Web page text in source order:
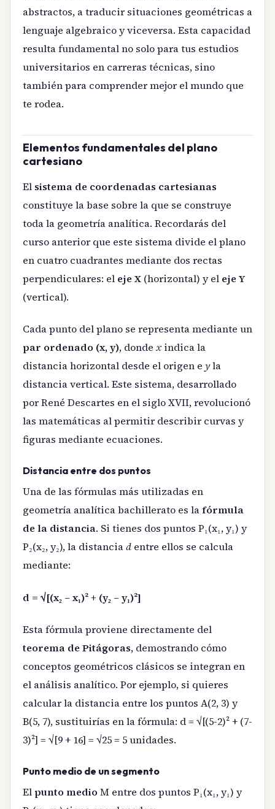
abstractos, a traducir situaciones geométricas a
lenguaje algebraico y viceversa. Esta capacidad
resulta fundamental no solo para tus estudios
universitarios en carreras técnicas, sino
también para comprender mejor el mundo que
te rodea.
Elementos fundamentales del plano
cartesiano
El sistema de coordenadas cartesianas
constituye la base sobre la que se construye
toda la geometría analítica. Recordarás del
curso anterior que este sistema divide el plano
en cuatro cuadrantes mediante dos rectas
perpendiculares: el eje X (horizontal) y el eje Y
(vertical).
Cada punto del plano se representa mediante un
par ordenado (x, y), donde xindica la
distancia horizontal desde el origen e yla
distancia vertical. Este sistema, desarrollado
por René Descartes en el siglo XVII, revolucionó
las matemáticas al permitir describir curvas y
figuras mediante ecuaciones.
Distancia entre dos puntos
Una de las fórmulas más utilizadas en
geometría analítica bachillerato es lafórmula
de la distancia. Si tienes dos puntos P₁(x₁, y₁) y
P₂(x₂, y₂), la distanciad entre ellos se calcula
mediante:
d = √[(x₂ – x₁)² + (y₂ – y₁)²]
Esta fórmula proviene directamente del
teorema de Pitágoras, demostrando cómo
conceptos geométricos clásicos se integran en
el análisis analítico. Por ejemplo, si quieres
calcular la distancia entre los puntos A(2, 3) y
B(5, 7), sustituirías en la fórmula: d = √[(5-2)² + (7-
3)²] = √[9 + 16] = √25 = 5 unidades.
Punto medio de un segmento
El punto medio M entre dos puntos P₁(x₁, y₁) y